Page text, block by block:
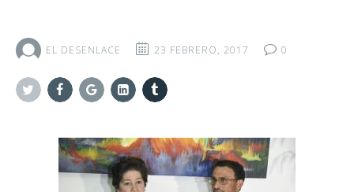
EL DESENLACE 23 FEBRERO, 2017 0